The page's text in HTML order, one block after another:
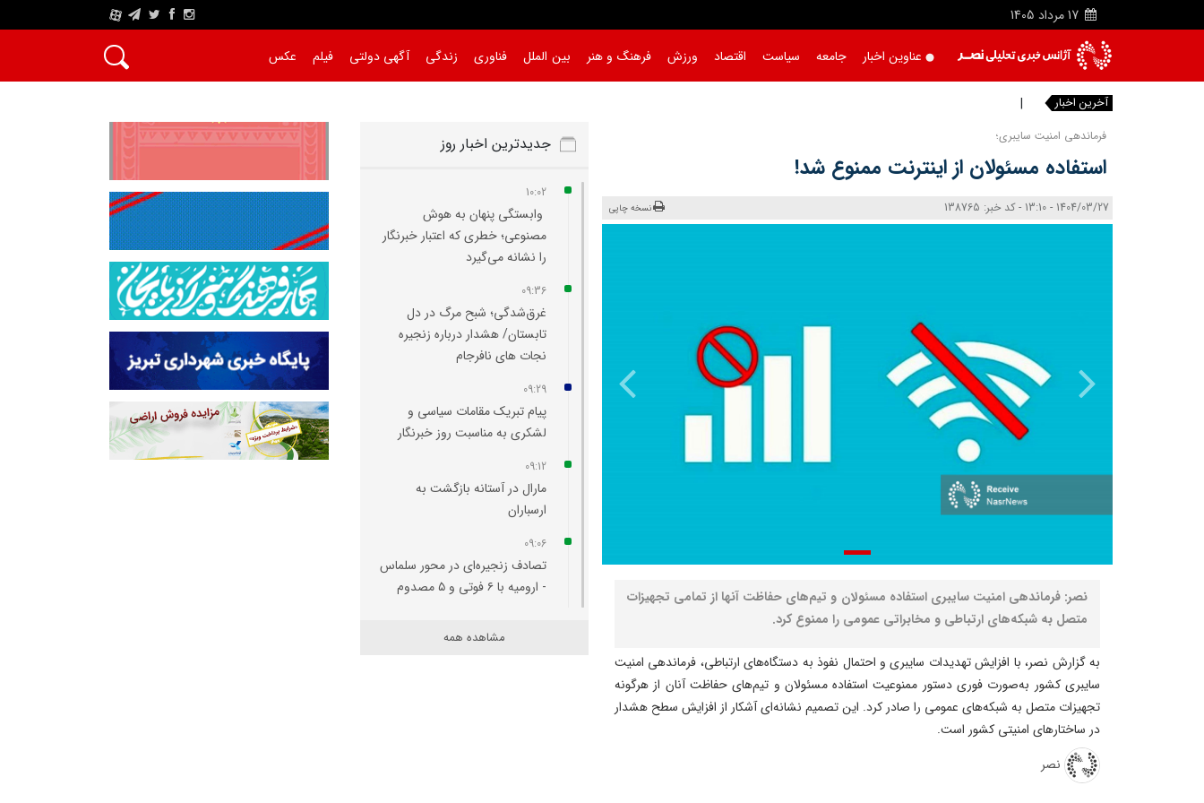
17 مرداد 1405
A
عناوین اخبار جامعه سیاست اقتصاد ورزش فرهنگ و هنر بین الملل فناوری زندگی آگهی دولتی فیلم عکس
آخرین اخبار وابستگ
فرماندهی امنیت سایبری؛
استفاده مسئولان از اینترنت ممنوع شد!
1404/03/27 - 13:10 - کد خبر: 138765 نسخه چاپی
نصر: فرماندهی امنیت سایبری استفاده مسئولان و تیم‌های حفاظت آنها از تمامی تجهیزات
متصل به شبکه‌های ارتباطی و مخابراتی عمومی را ممنوع کرد.
به گزارش نصر، با افزایش تهدیدات سایبری و احتمال نفوذ به دستگاه‌های ارتباطی، فرماندهی امنیت
سایبری کشور به‌صورت فوری دستور ممنوعیت استفاده مسئولان و تیم‌های حفاظت آنان از هرگونه
تجهیزات متصل به شبکه‌های عمومی را صادر کرد. این تصمیم نشانه‌ای آشکار از افزایش سطح هشدار
در ساختارهای امنیتی کشور است.
نصر
جدیدترین اخبار روز
10:02
وابستگی پنهان به هوش
مصنوعی؛ خطری که اعتبار خبرنگار
را نشانه می‌گیرد
09:36
غرق‌شدگی؛ شبح مرگ در دل
تابستان/ هشدار درباره زنجیره
نجات های نافرجام
09:29
پیام تبریک مقامات سیاسی و
لشکری به مناسبت روز خبرنگار
09:12
مارال در آستانه بازگشت به
ارسباران
09:06
تصادف زنجیره‌ای در محور سلماس
- ارومیه با ۶ فوتی و ۵ مصدوم
مسیر اهر به خاوران و باسمنج
مشاهده همه